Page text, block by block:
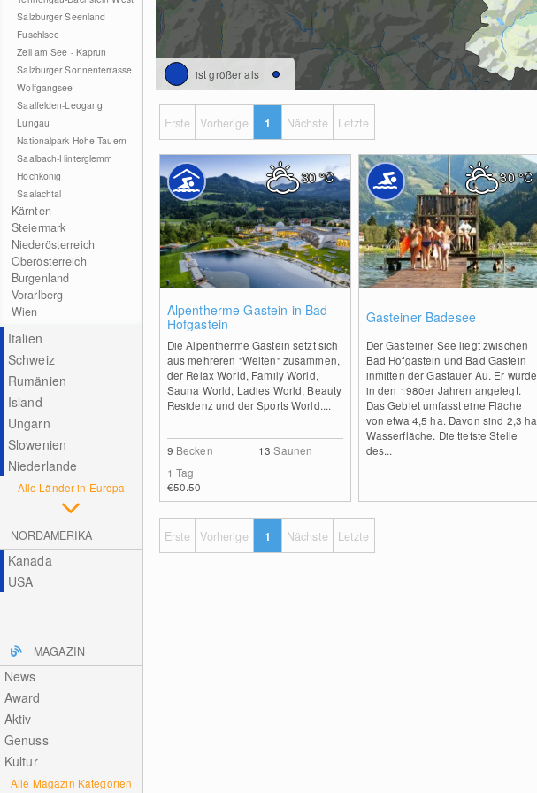
Salzburger Seenland
Fuschlsee
Zell am See - Kaprun
Salzburger Sonnenterrasse
Wolfgangsee
Saalfelden-Leogang
Lungau
Nationalpark Hohe Tauern
Saalbach-Hinterglemm
Hochkönig
Saalachtal
Kärnten
Steiermark
Niederösterreich
Oberösterreich
Burgenland
Vorarlberg
Wien
Italien
Schweiz
Rumänien
Island
Ungarn
Slowenien
Niederlande
Alle Länder in Europa
NORDAMERIKA
Kanada
USA
MAGAZIN
News
Award
Aktiv
Genuss
Kultur
Alle Magazin Kategorien
ist größer als
Erste Vorherige 1 Nächste Letzte
Alpentherme Gastein in Bad
Hofgastein
Die Alpentherme Gastein setzt sich
aus mehreren "Welten" zusammen,
der Relax World, Family World,
Sauna World, Ladies World, Beauty
Residenz und der Sports World....
9 Becken 13 Saunen
1 Tag
€50.50
30°C
Gasteiner Badesee
Der Gasteiner See liegt zwischen
Bad Hofgastein und Bad Gastein
inmitten der Gastauer Au. Er wurde
in den 1980er Jahren angelegt.
Das Gebiet umfasst eine Fläche
von etwa 4,5 ha. Davon sind 2,3 ha
Wasserfläche. Die tiefste Stelle
des...
30°C
Erste Vorherige 1 Nächste Letzte